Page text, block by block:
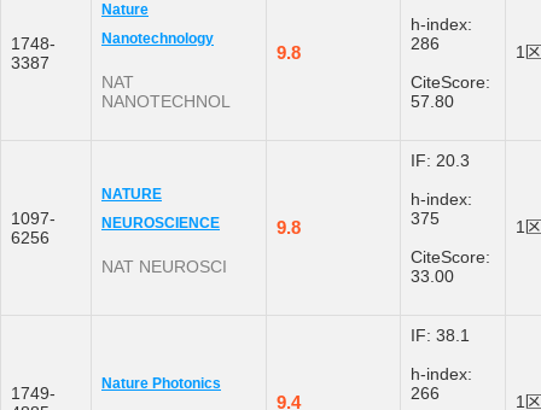
1748-
3387
Nature
Nanotechnology
NAT
NANOTECHNOL
9.8
h-index:
286
CiteScore:
57.80
1区
1097-
6256
NATURE
NEUROSCIENCE
NAT NEUROSCI
9.8
IF: 20.3
h-index:
375
CiteScore:
33.00
1区
1749-
Nature Photonics
9.4
IF: 38.1
h-index:
266
1区